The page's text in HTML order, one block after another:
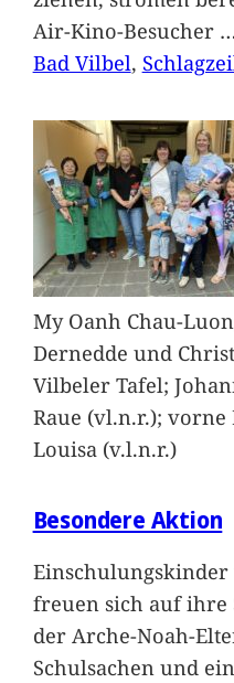
Air-Kino-Besucher
Bad Vilbel,
My Oanh Chau-
Dernedde und
Vilbeler Tafel;
Raue (vl.n.r.); vorne
Louisa (v.l.n.r.)
Besondere Aktion
freuen sich auf ihre
der Arche-Noah-
Schulsachen und